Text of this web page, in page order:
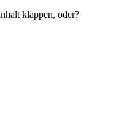
klappen, oder?